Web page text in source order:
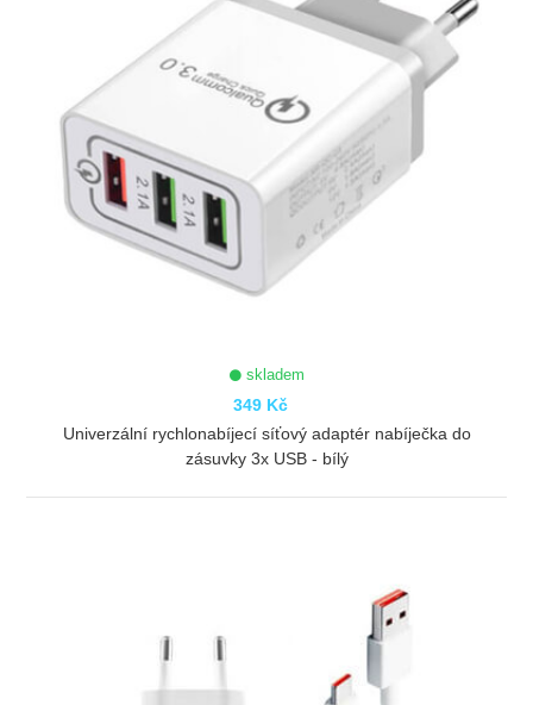
skladem
349 Kč
Univerzální rychlonabíjecí síťový adaptér nabíječka do
zásuvky 3x USB - bílý